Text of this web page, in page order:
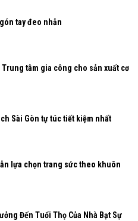
tay đeo nhẫn
tâm gia công cho sản xuất cơ
Sài Gòn tự túc tiết kiệm nhất
lựa chọn trang sức theo khuôn
Đến Tuổi Thọ Của Nhà Bạt Sự